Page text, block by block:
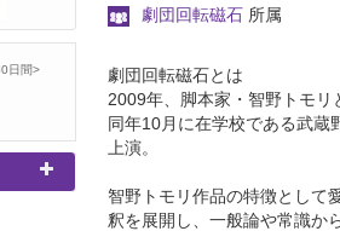
日間>
劇団回転磁石 所属
劇団回転磁石とは
2009年、脚本家・智野トモリ
同年10月に在学校である武蔵
上演。
智野トモリ作品の特徴として
釈を展開し、一般論や常識か